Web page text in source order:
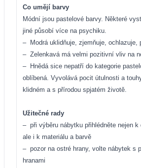
Co umějí barvy
Módní jsou pastelové barvy. Některé
jiné působí více na psychiku.
– Modrá uklidňuje, zjemňuje, ochlazuje,
– Zelenkavá má velmi pozitivní vliv na
– Hnědá sice nepatří do kategorie
oblíbená. Vyvolává pocit útulnosti a
klidném a s přírodou spjatém životě.
Užitečné rady
– při výběru nábytku přihlédněte nejen k
ale i k materiálu a barvě
– pozor na ostré hrany, volte nábytek s
hranami